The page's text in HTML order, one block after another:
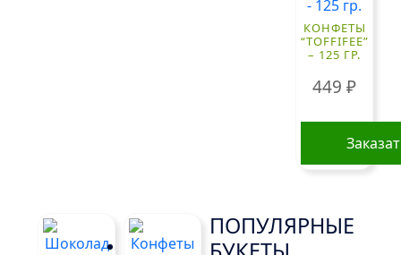
КОНФЕТЫ
“TOFFIFEE”
– 125 ГР.
449₽
ПОПУЛЯРНЫЕ